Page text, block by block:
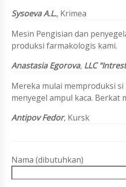
Sysoeva A.L., Krimea
Mesin Pengisian dan
produksi farmakologis kami.
Anastasia Egorova, LLC
Mereka mulai memproduksi
menyegel ampul kaca. Berkat
Antipov Fedor, Kursk
Nama (dibutuhkan)